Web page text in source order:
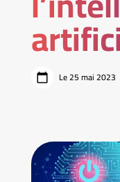
Le 25 mai 2023